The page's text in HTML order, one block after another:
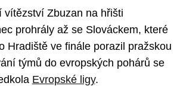
vítězství Zbuzan na hřišti
prohrály až se Slováckem, které
Hradiště ve finále porazil pražskou
týmů do evropských pohárů se
Evropské ligy.